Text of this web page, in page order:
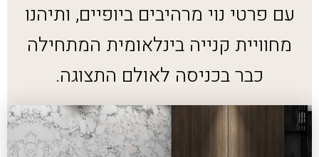
עם פרטי נוי מרהיבים ביופיים, ותיהנו
מחוויית קנייה בינלאומית המתחילה
כבר בכניסה לאולם התצוגה.